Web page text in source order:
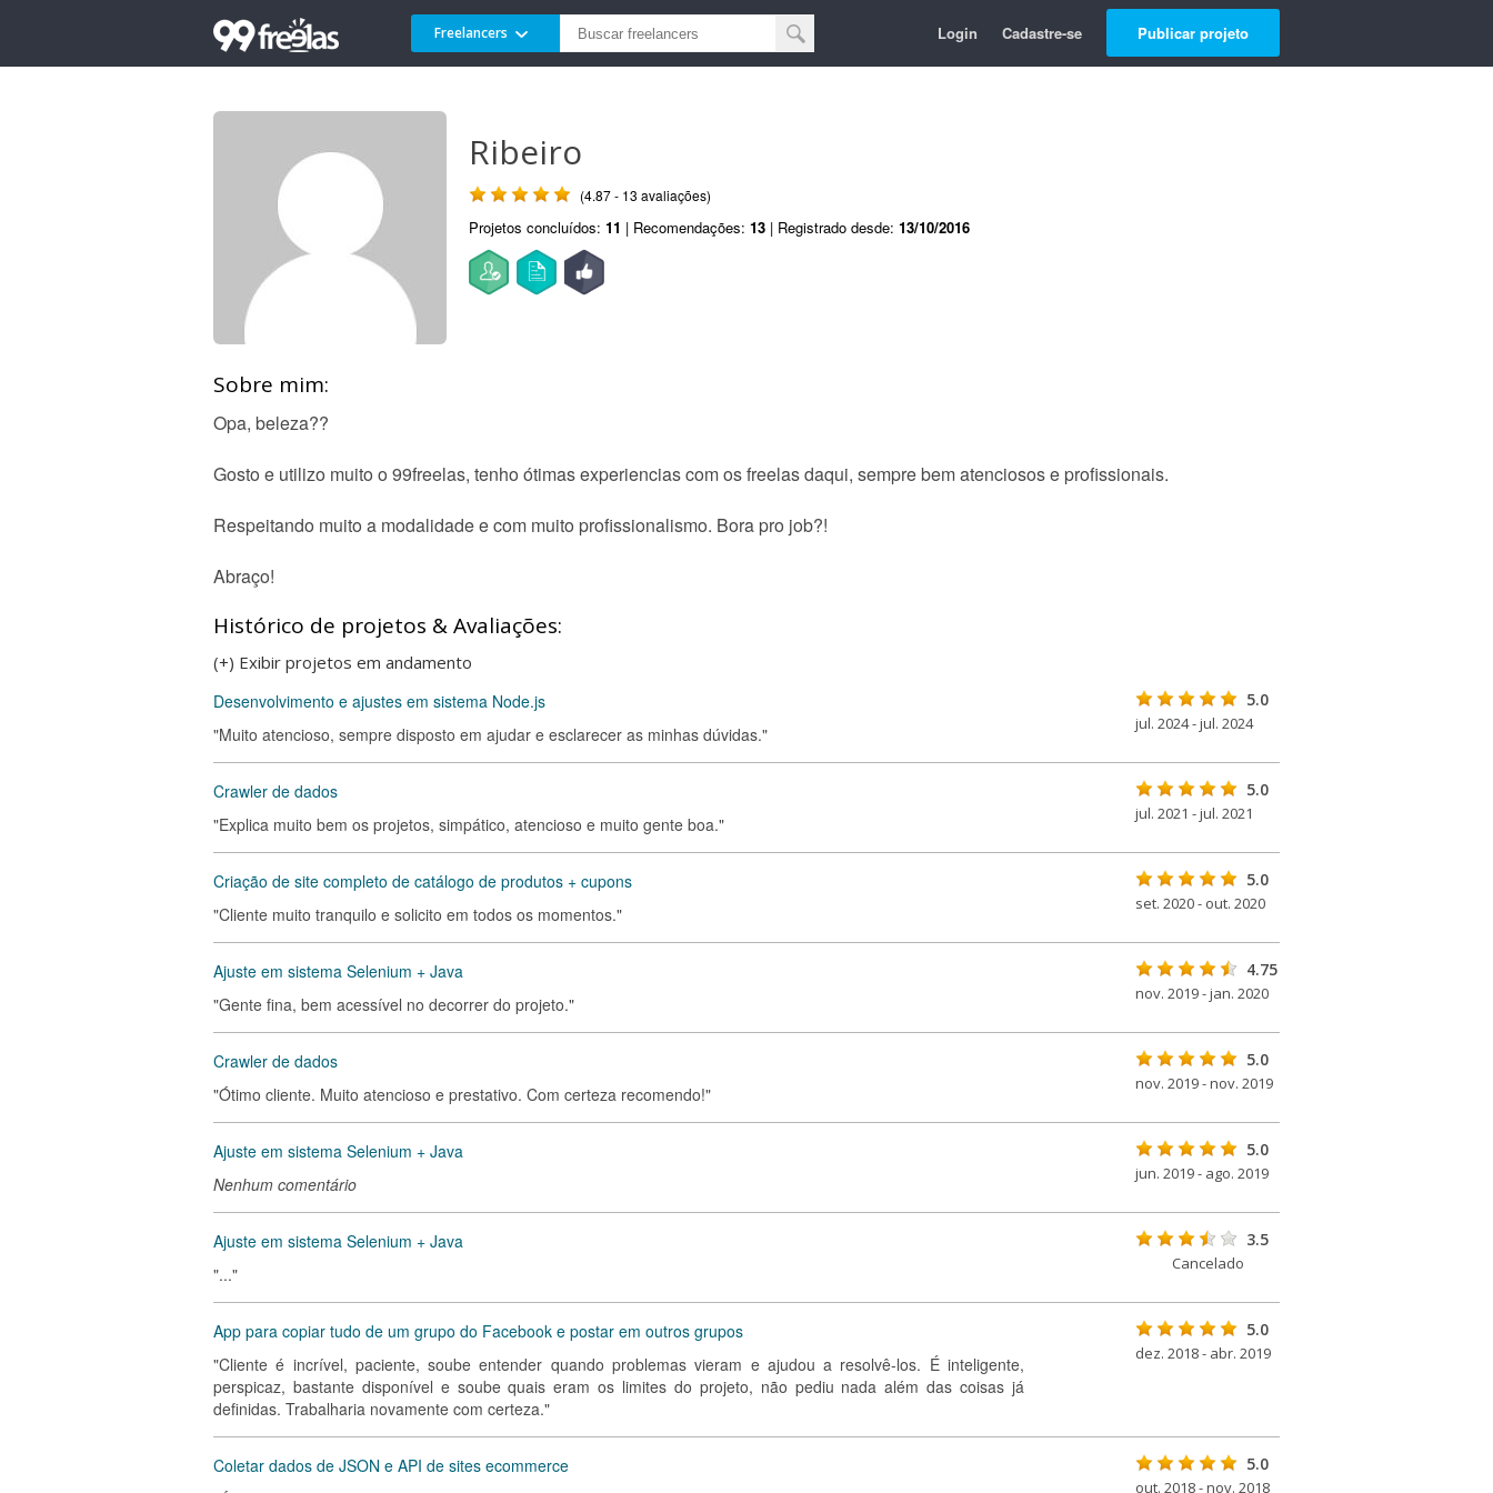
Freelancers Login Cadastre-se Publicar projeto
Ribeiro
(4.87 - 13 avaliações)
Projetos concluídos: 11 | Recomendações: 13 | Registrado desde: 13/10/2016
Sobre mim:
Opa, beleza??
Gosto e utilizo muito o 99freelas, tenho ótimas experiencias com os freelas daqui, sempre bem atenciosos e profissionais.
Respeitando muito a modalidade e com muito profissionalismo. Bora pro job?!
Abraço!
Histórico de projetos & Avaliações:
(+) Exibir projetos em andamento
Desenvolvimento e ajustes em sistema Node.js
"Muito atencioso, sempre disposto em ajudar e esclarecer as minhas dúvidas."
5.0
jul. 2024 - jul. 2024
Crawler de dados
"Explica muito bem os projetos, simpático, atencioso e muito gente boa."
5.0
jul. 2021 - jul. 2021
Criação de site completo de catálogo de produtos + cupons
"Cliente muito tranquilo e solicito em todos os momentos."
5.0
set. 2020 - out. 2020
Ajuste em sistema Selenium + Java
"Gente fina, bem acessível no decorrer do projeto."
4.75
nov. 2019 - jan. 2020
Crawler de dados
"Ótimo cliente. Muito atencioso e prestativo. Com certeza recomendo!"
5.0
nov. 2019 - nov. 2019
Ajuste em sistema Selenium + Java
Nenhum comentário
5.0
jun. 2019 - ago. 2019
Ajuste em sistema Selenium + Java
"..."
3.5
Cancelado
App para copiar tudo de um grupo do Facebook e postar em outros grupos
"Cliente é incrível, paciente, soube entender quando problemas vieram e ajudou a resolvê-los. É inteligente,
perspicaz, bastante disponível e soube quais eram os limites do projeto, não pediu nada além das coisas já
definidas. Trabalharia novamente com certeza."
5.0
dez. 2018 - abr. 2019
Coletar dados de JSON e API de sites ecommerce
5.0
out. 2018 - nov. 2018